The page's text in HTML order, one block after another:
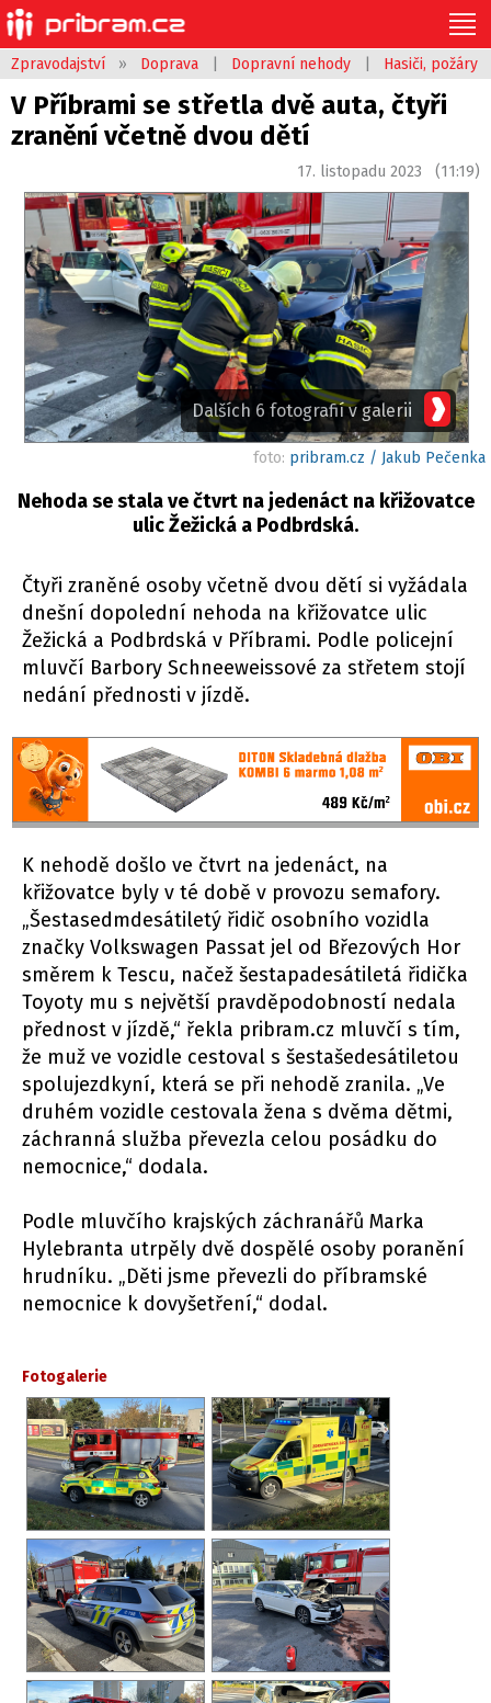
Zpravodajství » Doprava Dopravní nehody Hasiči, požáry
V Příbrami se střetla dvě auta, čtyři
zranění včetně dvou dětí
17. listopadu 2023 (11:19)
Dalších 6 fotografií v galerii
foto: pribram.cz / Jakub Pečenka
Nehoda se stala ve čtvrt na jedenáct na křižovatce
ulic Žežická a Podbrdská.
Čtyři zraněné osoby včetně dvou dětí si vyžádala
dnešní dopolední nehoda na křižovatce ulic
Žežická a Podbrdská v Příbrami. Podle policejní
mluvčí Barbory Schneeweissové za střetem stojí
nedání přednosti v jízdě.
K nehodě došlo ve čtvrt na jedenáct, na
křižovatce byly v té době v provozu semafory.
„Šestasedmdesátiletý řidič osobního vozidla
značky Volkswagen Passat jel od Březových Hor
směrem k Tescu, načež šestapadesátiletá řidička
Toyoty mu s největší pravděpodobností nedala
přednost v jízdě,“ řekla pribram.cz mluvčí s tím,
že muž ve vozidle cestoval s šestašedesátiletou
spolujezdkyní, která se při nehodě zranila. „Ve
druhém vozidle cestovala žena s dvěma dětmi,
záchranná služba převezla celou posádku do
nemocnice,“ dodala.
Podle mluvčího krajských záchranářů Marka
Hylebranta utrpěly dvě dospělé osoby poranění
hrudníku. „Děti jsme převezli do příbramské
nemocnice k dovyšetření,“ dodal.
Fotogalerie